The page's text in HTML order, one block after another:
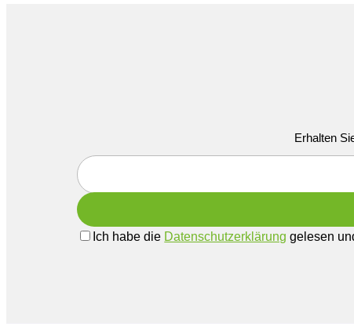
Erhalten
Ich habe die Datenschutzerklärung gelesen